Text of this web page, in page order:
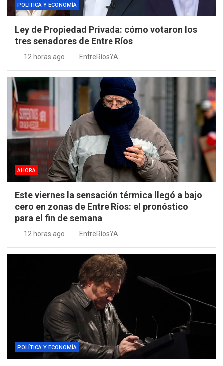
POLÍTICA Y ECONOMÍA
Ley de Propiedad Privada: cómo votaron los
tres senadores de Entre Ríos
12 horas ago EntreRíosYA
AHORA
Este viernes la sensación térmica llegó a bajo
cero en zonas de Entre Ríos: el pronóstico
para el fin de semana
12 horas ago EntreRíosYA
POLÍTICA Y ECONOMÍA